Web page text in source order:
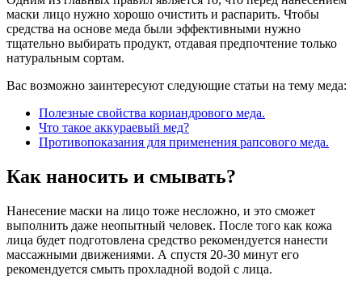
маски лицо нужно хорошо очистить и распарить. Чтобы
средства на основе меда были эффективными нужно
тщательно выбирать продукт, отдавая предпочтение только
натуральным сортам.
Вас возможно заинтересуют следующие статьи на тему меда:
Полезные свойства кориандрового меда.
Что такое аккураевый мед?
Противопоказания для применения рапсового меда.
Как наносить и смывать?
Нанесение маски на лицо тоже несложно, и это сможет
выполнить даже неопытный человек. После того как кожа
лица будет подготовлена средство рекомендуется нанести
массажными движениями. А спустя 20-30 минут его
рекомендуется смыть прохладной водой с лица.